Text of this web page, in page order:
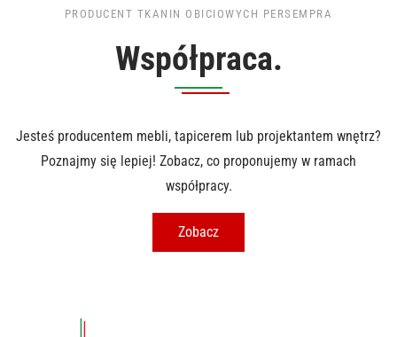
PRODUCENT TKANIN OBICIOWYCH PERSEMPRA
Współpraca.
Jesteś producentem mebli, tapicerem lub projektantem wnętrz?
Poznajmy się lepiej! Zobacz, co proponujemy w ramach
współpracy.
Zobacz